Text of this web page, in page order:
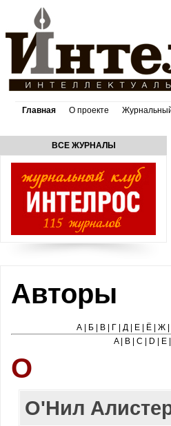
Главная О проекте
ВСЕ ЖУРНАЛЫ
Авторы
А Б В Г Д Е Ё Ж
A| B| C D E|
О
О'Нил